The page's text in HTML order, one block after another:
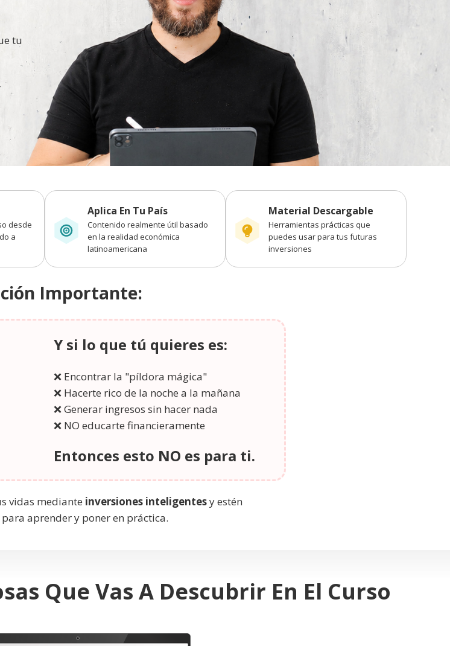
tu
desde
a
Aplica En Tu País
Contenido realmente útil basado
en la realidad económica
latinoamericana
Material Descargable
Herramientas prácticas que
puedes usar para tus futuras
inversiones
Importante:
Y si lo que tú quieres es:
❌ Encontrar la "píldora mágica"
❌ Hacerte rico de la noche a la mañana
❌ Generar ingresos sin hacer nada
❌ NO educarte financieramente
Entonces esto NO es para ti.
vidas mediante inversiones inteligentesy estén
para aprender y poner en práctica.
Que Vas A Descubrir En El Curso